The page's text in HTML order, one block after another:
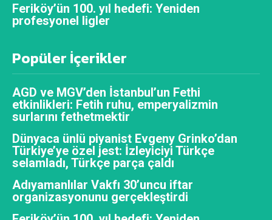
Feriköy’ün 100. yıl hedefi: Yeniden
profesyonel ligler
Popüler İçerikler
AGD ve MGV’den İstanbul’un Fethi
etkinlikleri: Fetih ruhu, emperyalizmin
surlarını fethetmektir
Dünyaca ünlü piyanist Evgeny Grinko’dan
Türkiye’ye özel jest: İzleyiciyi Türkçe
selamladı, Türkçe parça çaldı
Adıyamanlılar Vakfı 30’uncu iftar
organizasyonunu gerçekleştirdi